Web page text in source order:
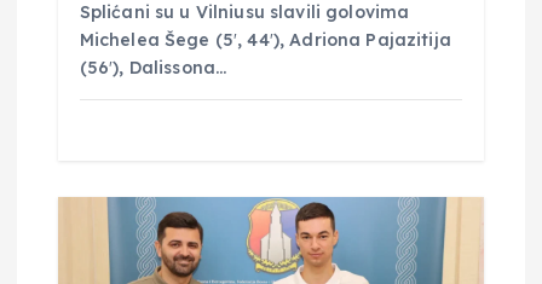
Splićani su u Vilniusu slavili golovima
Michelea Šege (5′, 44′), Adriona Pajazitija
(56′), Dalissona…